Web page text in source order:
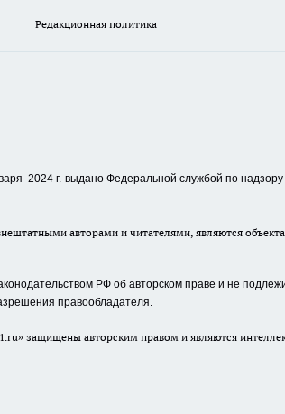
Редакционная политика
2024 г. выдано Федеральной службой по
авторами и читателями, являются
РФ об авторском праве и не
правообладателя.
защищены авторским правом и являются